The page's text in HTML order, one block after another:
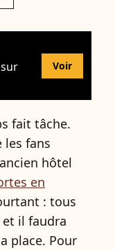
Voir
fait tâche.
fans
hôtel
en
: tous
il faudra
place. Pour